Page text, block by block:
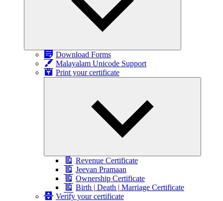
Download Forms
Malayalam Unicode Support
Print your certificate
Revenue Certificate
Jeevan Pramaan
Ownership Certificate
Birth | Death | Marriage Certificate
Verify your certificate